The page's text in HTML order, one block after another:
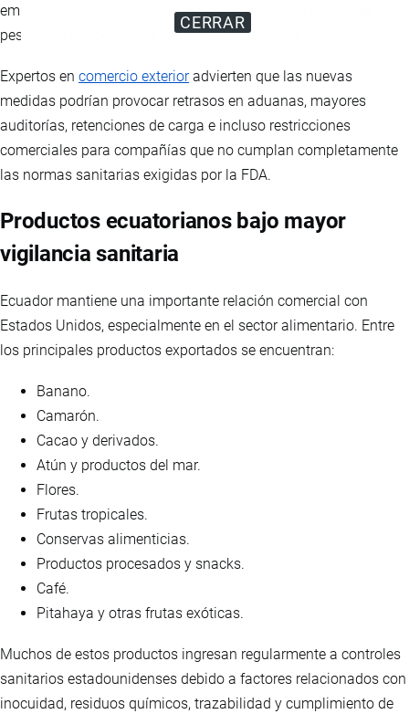
CERRAR
empresas ecuatorianas que exportan productos agrícolas,
pesqueros y procesados hacia Estados Unidos.
Expertos en comercio exterioradvierten que las nuevas
medidas podrían provocar retrasos en aduanas, mayores
auditorías, retenciones de carga e incluso restricciones
comerciales para compañías que no cumplan completamente
las normas sanitarias exigidas por la FDA.
Productos ecuatorianos bajo mayor
vigilancia sanitaria
Ecuador mantiene una importante relación comercial con
Estados Unidos, especialmente en el sector alimentario. Entre
los principales productos exportados se encuentran:
Banano.
Camarón.
Cacao y derivados.
Atún y productos del mar.
Flores.
Frutas tropicales.
Conservas alimenticias.
Productos procesados y snacks.
Café.
Pitahaya y otras frutas exóticas.
Muchos de estos productos ingresan regularmente a controles
sanitarios estadounidenses debido a factores relacionados con
inocuidad, residuos químicos, trazabilidad y cumplimiento de